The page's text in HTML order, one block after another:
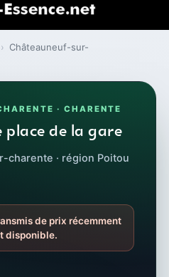
› Châteauneuf-sur-
· CHARENTE
place de la gare
charente · région Poitou
de prix récemment
disponible.